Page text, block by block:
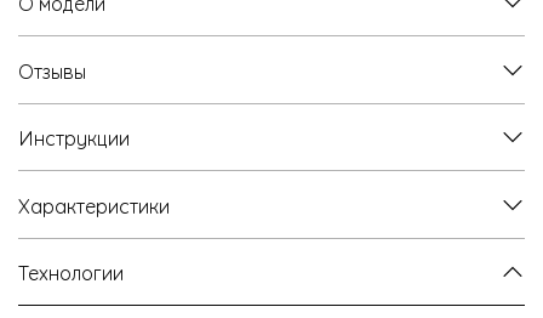
Отзывы
Инструкции
Характеристики
Технологии